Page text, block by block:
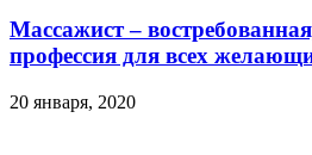
Массажист –
профессия для всех
20 января, 2020